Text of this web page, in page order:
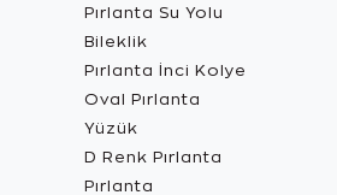
Pırlanta Su Yolu
Bileklik
Pırlanta İnci Kolye
Oval Pırlanta
Yüzük
D Renk Pırlanta
Pırlanta